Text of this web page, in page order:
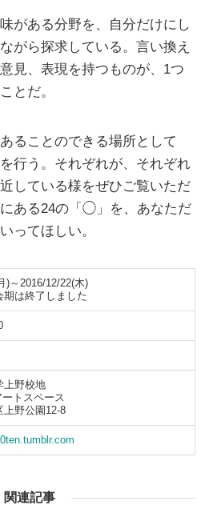
がある分野を、自分だけにし
がら探求している。言い換え
見、表現を持つものが、1つ
とだ。
ることのできる場所として
行う。それぞれが、それぞれ
している様をぜひご覧いただ
ある24の「◯」を、あなただ
ってほしい。
)～2016/12/22(木)
は終了しました
上野校地
トスペース
上野公園12-8
関連記事